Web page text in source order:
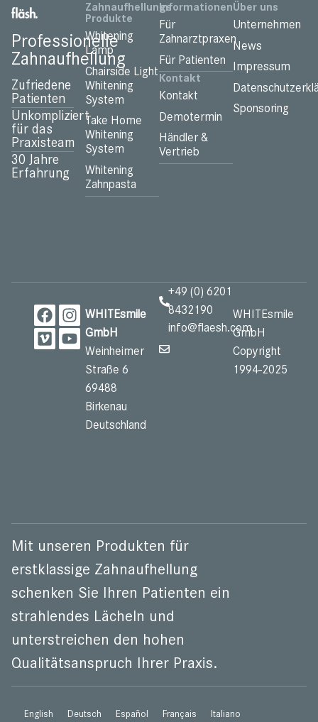
Professionelle
Zahnaufhellung
Zufriedene
Patienten
Unkompliziert
für das
Praxisteam
30 Jahre
Erfahrung
Zahnaufhellungs
Produkte
Whitening
Lamp
Chairside Light
Whitening
System
Take Home
Whitening
System
Whitening
Zahnpasta
Informationen
Für
Zahnarztpraxen
Für Patienten
Kontakt
Kontakt
Demotermin
Händler &
Vertrieb
Über uns
Unternehmen
News
Impressum
Sponsoring
WHITEsmile
GmbH
Weinheimer
Straße 6
69488
Birkenau
Deutschland
+49 (0) 6201
8432190
info@flaesh.com
WHITEsmile
GmbH
Copyright
1994-2025
Mit unseren Produkten für
erstklassige Zahnaufhellung
schenken Sie Ihren Patienten ein
strahlendes Lächeln und
unterstreichen den hohen
Qualitätsanspruch Ihrer Praxis.
English Deutsch Español Français Italiano